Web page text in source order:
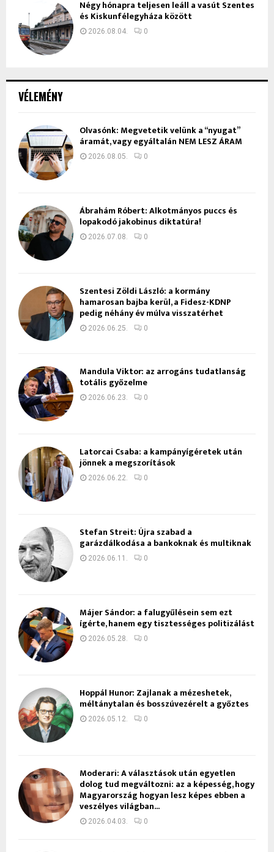
VÉLEMÉNY
Olvasónk: Megvetetik velünk a “nyugat”
áramát, vagy egyáltalán NEM LESZ ÁRAM
2026.08.05. 0
Ábrahám Róbert: Alkotmányos puccs és
lopakodó jakobinus diktatúra!
2026.07.08. 0
Szentesi Zöldi László: a kormány
hamarosan bajba kerül, a Fidesz-KDNP
pedig néhány év múlva visszatérhet
2026.06.25. 0
Mandula Viktor: az arrogáns tudatlanság
totális győzelme
2026.06.23. 0
Latorcai Csaba: a kampányígéretek után
jönnek a megszorítások
2026.06.22. 0
Stefan Streit: Újra szabad a
garázdálkodása a bankoknak és multiknak
2026.06.11. 0
Májer Sándor: a falugyűlésein sem ezt
ígérte, hanem egy tisztességes politizálást
2026.05.28. 0
Hoppál Hunor: Zajlanak a mézeshetek,
méltánytalan és bosszúvezérelt a győztes
2026.05.12. 0
Moderari: A választások után egyetlen
dolog tud megváltozni: az a képesség, hogy
Magyarország hogyan lesz képes ebben a
veszélyes világban...
2026.04.03. 0
Négy hónapra teljesen leáll a vasút Szentes
és Kiskunfélegyháza között
2026.08.04. 0